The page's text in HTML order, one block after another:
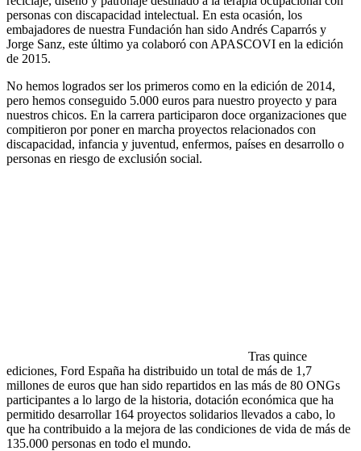
personas con discapacidad intelectual. En esta ocasión, los
embajadores de nuestra Fundación han sido Andrés Caparrós y
Jorge Sanz, este último ya colaboró con APASCOVI en la edición
de 2015.
No hemos logrados ser los primeros como en la edición de 2014,
pero hemos conseguido 5.000 euros para nuestro proyecto y para
nuestros chicos. En la carrera participaron doce organizaciones que
compitieron por poner en marcha proyectos relacionados con
discapacidad, infancia y juventud, enfermos, países en desarrollo o
personas en riesgo de exclusión social.
Tras quince
ediciones, Ford España ha distribuido un total de más de 1,7
millones de euros que han sido repartidos en las más de 80 ONGs
participantes a lo largo de la historia, dotación económica que ha
permitido desarrollar 164 proyectos solidarios llevados a cabo, lo
que ha contribuido a la mejora de las condiciones de vida de más de
135.000 personas en todo el mundo.